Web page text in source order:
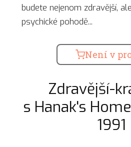
budete nejenom zdravější,
psychické pohodě...
Není v
Zdravější-
s Hanak's
1991